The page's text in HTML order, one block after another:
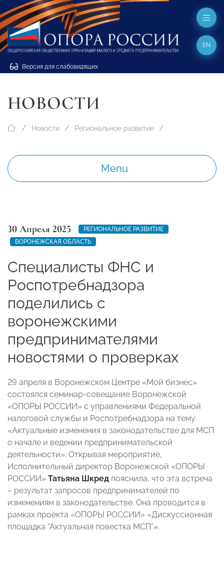
Версия для слабовидящих
EN
НОВОСТИ
Новости Региональное развитие
Menu
30 Апреля 2025
РЕГИОНАЛЬНОЕ РАЗВИТИЕ
ВОРОНЕЖСКАЯ ОБЛАСТЬ
Специалисты ФНС и
Роспотребнадзора
поделились с
воронежскими
предпринимателями
новостями о проверках
29 апреля в Воронежском Центре «Мой бизнес»
состоялся семинар-совещание Воронежской
«ОПОРЫ РОССИИ» с управлениями Федеральной
налоговой службы и Роспотребнадзора на тему
«Актуальные изменения в законодательстве для МСП
о начале и ведении предпринимательской
деятельности». Открывая мероприятие,
Исполнительный директор Воронежской «ОПОРЫ
РОССИИ» Татьяна Шкред пояснила, что эта встреча
– результат запросов предпринимателей по
изменениям в законодательстве. Она проводится в
рамках проекта «ОПОРЫ РОССИИ» «Дискуссионная
площадка “Актуальная повестка МСП”».